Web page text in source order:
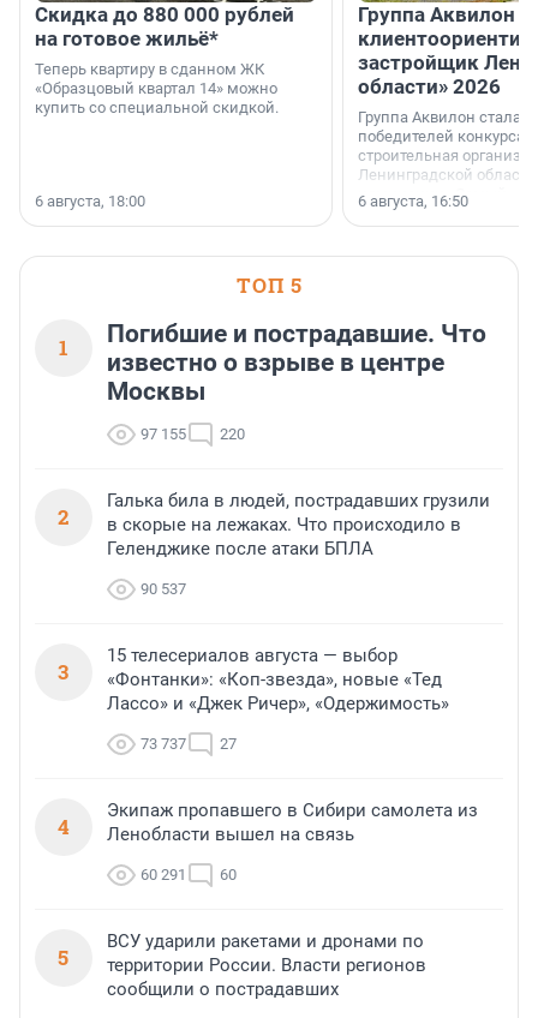
Скидка до 880 000 рублей
на готовое жильё*
Теперь квартиру в сданном ЖК
«Образцовый квартал 14» можно
купить со специальной скидкой.
6 августа, 18:00
Группа Аквилон
застройщик
области» 2026
Группа Аквилон стала
победителей конкурса
строительная
Ленинградской области
номинации «Самый
застройщик
6 августа, 16:50
ТОП 5
1
Погибшие и пострадавшие. Что
известно о взрыве в центре
Москвы
97 155 220
2
Галька била в людей, пострадавших грузили
в скорые на лежаках. Что происходило в
Геленджике после атаки БПЛА
90 537
3
15 телесериалов августа — выбор
«Фонтанки»: «Коп-звезда», новые «Тед
Лассо» и «Джек Ричер», «Одержимость»
73 737 27
4
Экипаж пропавшего в Сибири самолета из
Ленобласти вышел на связь
60 291 60
5
ВСУ ударили ракетами и дронами по
территории России. Власти регионов
сообщили о пострадавших